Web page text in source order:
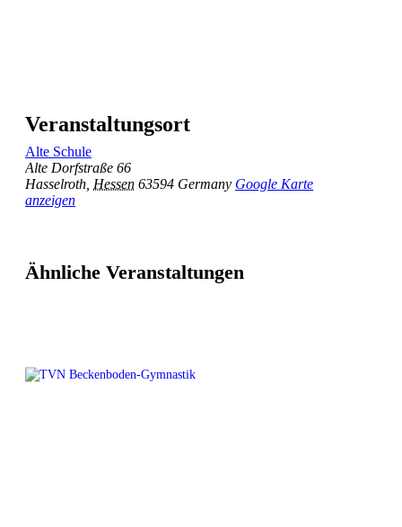
Veranstaltungsort
Alte Schule
Alte Dorfstraße 66
Hasselroth Hessen 63594 Germany Google Karte
anzeigen
Ähnliche Veranstaltungen